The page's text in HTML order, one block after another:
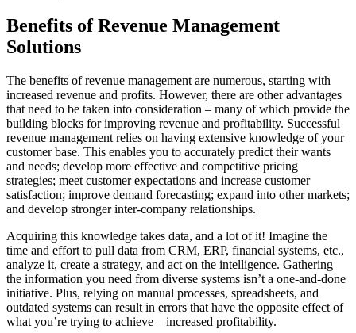
Benefits of Revenue Management
Solutions
The benefits of revenue management are numerous, starting with
increased revenue and profits. However, there are other advantages
that need to be taken into consideration – many of which provide the
building blocks for improving revenue and profitability. Successful
revenue management relies on having extensive knowledge of your
customer base. This enables you to accurately predict their wants
and needs; develop more effective and competitive pricing
strategies; meet customer expectations and increase customer
satisfaction; improve demand forecasting; expand into other markets;
and develop stronger inter-company relationships.
Acquiring this knowledge takes data, and a lot of it! Imagine the
time and effort to pull data from CRM, ERP, financial systems, etc.,
analyze it, create a strategy, and act on the intelligence. Gathering
the information you need from diverse systems isn’t a one-and-done
initiative. Plus, relying on manual processes, spreadsheets, and
outdated systems can result in errors that have the opposite effect of
what you’re trying to achieve – increased profitability.